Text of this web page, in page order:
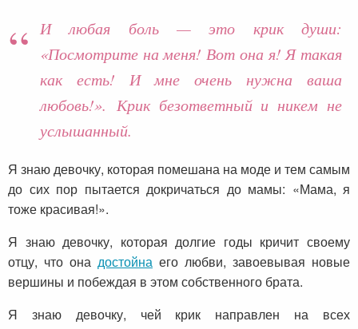
И любая боль — это крик души:
«Посмотрите на меня! Вот она я! Я такая
как есть! И мне очень нужна ваша
любовь!». Крик безответный и никем не
услышанный.
Я знаю девочку, которая помешана на моде и тем самым
до сих пор пытается докричаться до мамы: «Мама, я
тоже красивая!».
Я знаю девочку, которая долгие годы кричит своему
отцу, что она достойна его любви, завоевывая новые
вершины и побеждая в этом собственного брата.
Я знаю девочку, чей крик направлен на всех